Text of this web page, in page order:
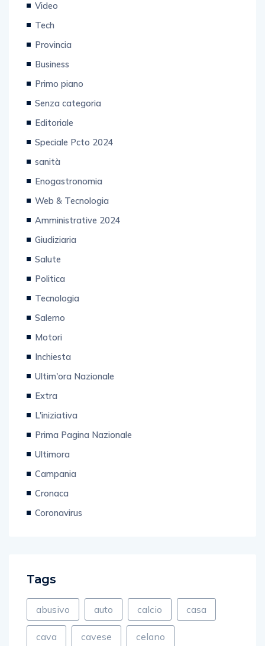
Video
Tech
Provincia
Business
Primo piano
Senza categoria
Editoriale
Speciale Pcto 2024
sanità
Enogastronomia
Web & Tecnologia
Amministrative 2024
Giudiziaria
Salute
Politica
Tecnologia
Salerno
Motori
Inchiesta
Ultim'ora Nazionale
Extra
L'iniziativa
Prima Pagina Nazionale
Ultimora
Campania
Cronaca
Coronavirus
Tags
abusivo auto calcio casa
cava cavese celano